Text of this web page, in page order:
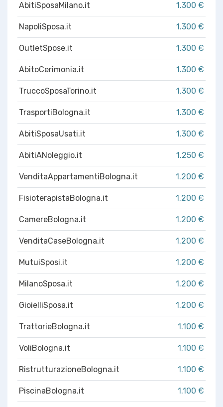
AbitiSposaMilano.it 1.300 €
NapoliSposa.it 1.300 €
OutletSpose.it 1.300 €
AbitoCerimonia.it 1.300 €
TruccoSposaTorino.it 1.300 €
TrasportiBologna.it 1.300 €
AbitiSposaUsati.it 1.300 €
AbitiANoleggio.it 1.250 €
VenditaAppartamentiBologna.it 1.200 €
FisioterapistaBologna.it 1.200 €
CamereBologna.it 1.200 €
VenditaCaseBologna.it 1.200 €
MutuiSposi.it 1.200 €
MilanoSposa.it 1.200 €
GioielliSposa.it 1.200 €
TrattorieBologna.it 1.100 €
VoliBologna.it 1.100 €
RistrutturazioneBologna.it 1.100 €
PiscinaBologna.it 1.100 €